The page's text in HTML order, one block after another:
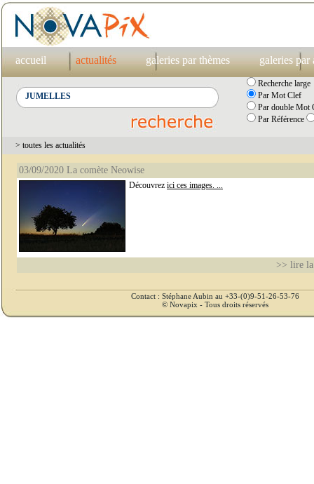
accueil actualités galeries par thèmes galeries par
Recherche large
Par Mot Clef
Par double Mot
Par Référence
> toutes les actualités
03/09/2020 La comète Neowise
Découvrez ici ces images. ...
>> lire
Contact : Stéphane Aubin au +33-(0)9-51-26-53-76
© Novapix - Tous droits réservés